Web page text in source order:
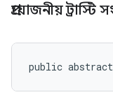
প্রয়োজনীয় ট্রাস্টি
public